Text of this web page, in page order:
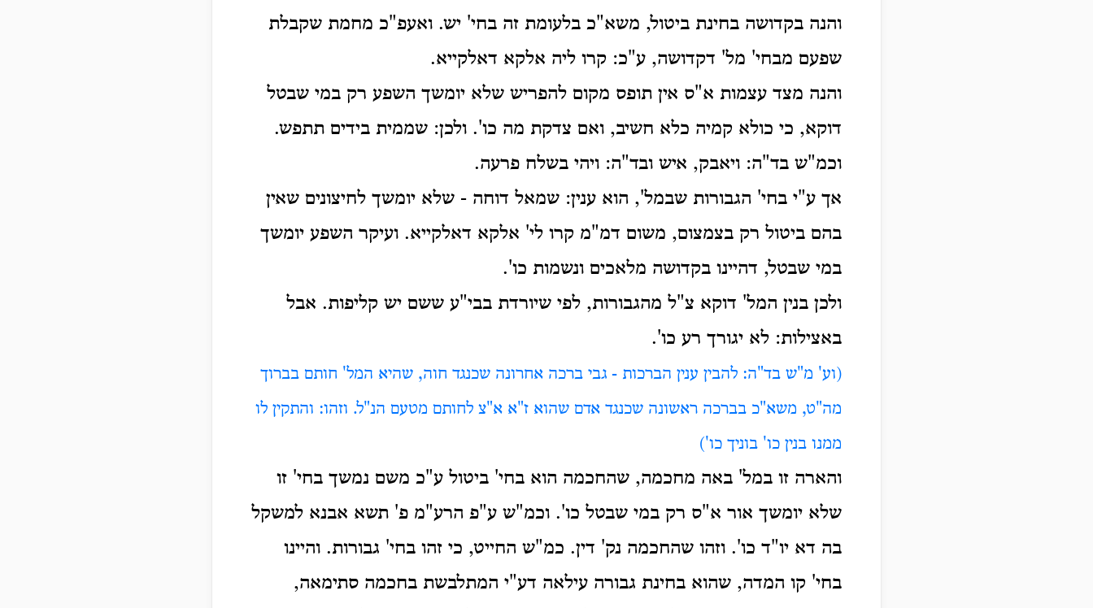
והנה בקדושה בחינת ביטול, משא"כ בלעומת זה בחי' יש. ואעפ"כ מחמת שקבלת
שפעם מבחי' מל' דקדושה, ע"כ: קרו ליה אלקא דאלקייא.
והנה מצד עצמות א"ס אין תופס מקום להפריש שלא יומשך השפע רק במי שבטל
דוקא, כי כולא קמיה כלא חשיב, ואם צדקת מה כו'. ולכן: שממית בידים תתפש.
וכמ"ש בד"ה: ויאבק, איש ובד"ה: ויהי בשלח פרעה.
אך ע"י בחי' הגבורות שבמל', הוא ענין: שמאל דוחה - שלא יומשך לחיצונים שאין
בהם ביטול רק בצמצום, משום דמ"מ קרו לי' אלקא דאלקייא. ועיקר השפע יומשך
במי שבטל, דהיינו בקדושה מלאכים ונשמות כו'.
ולכן בנין המל' דוקא צ"ל מהגבורות, לפי שיורדת בבי"ע ששם יש קליפות. אבל
באצילות: לא יגורך רע כו'.
(וע' מ"ש בד"ה: להבין ענין הברכות - גבי ברכה אחרונה שכנגד חוה, שהיא המל' חותם בברוך
מה"ט, משא"כ בברכה ראשונה שכנגד אדם שהוא ז"א א"צ לחותם מטעם הנ"ל. וזהו: והתקין לו
ממנו בנין כו' בוניך כו')
והארה זו במל' באה מחכמה, שהחכמה הוא בחי' ביטול ע"כ משם נמשך בחי' זו
שלא יומשך אור א"ס רק במי שבטל כו'. וכמ"ש ע"פ הרע"מ פ' תשא אבנא למשקל
בה דא יו"ד כו'. וזהו שהחכמה נק' דין. כמ"ש החייט, כי זהו בחי' גבורות. והיינו
בחי' קו המדה, שהוא בחינת גבורה עילאה דע"י המתלבשת בחכמה סתימאה,